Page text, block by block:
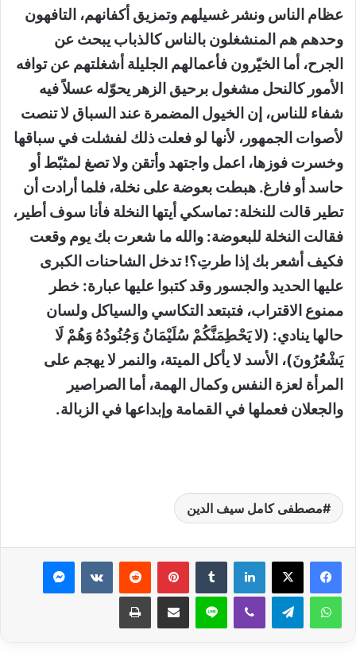
عظام الناس ونشر غسيلهم وتمزيق أكفانهم، التافهون
وحدهم هم المنشغلون بالناس كالذباب يبحث عن
الجرح، أما الخيّرون فأعمالهم الجليلة أشغلتهم عن توافه
الأمور كالنحل مشغول برحيق الزهر يحوّله عسلاً فيه
شفاء للناس، إن الخيول المضمرة عند السباق لا تنصت
لأصوات الجمهور، لأنها لو فعلت ذلك لفشلت في سباقها
وخسرت فوزها، اعمل واجتهد وأتقن ولا تصغ لمثبّط أو
حاسد أو فارغ. هبطت بعوضة على نخلة، فلما أرادت أن
تطير قالت للنخلة: تماسكي أيتها النخلة فأنا سوف أطير،
فقالت النخلة للبعوضة: والله ما شعرت بك يوم وقعت
فكيف أشعر بك إذا طرتِ؟! تدخل الشاحنات الكبرى
عليها الحديد والجسور وقد كتبوا عليها عبارة: خطر
ممنوع الاقتراب، فتبتعد التكاسي والسياكل ولسان
حالها ينادي: (لا يَحْطِمَنَّكُمْ سُلَيْمَانُ وَجُنُودُهُ وَهُمْ لَا
يَشْعُرُونَ)، الأسد لا يأكل الميتة، والنمر لا يهجم على
المرأة لعزة النفس وكمال الهمة، أما الصراصير
والجعلان فعملها في القمامة وإبداعها في الزبالة.
مصطفى كامل سيف الدين
لينكدإن بينتيريست ماسنجر
واتساب تيلقرام ڤايبر لاين مشاركة عبر البريد طباعة